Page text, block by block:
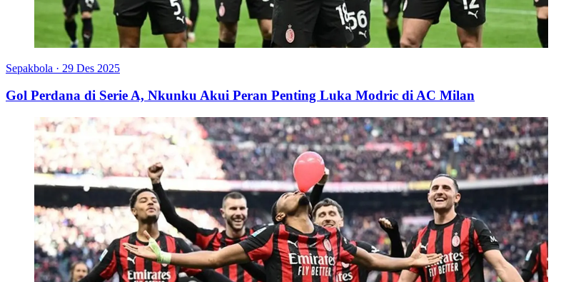
Sepakbola · 29 Des 2025
Gol Perdana di Serie A, Nkunku Akui Peran Penting Luka Modric di AC Milan